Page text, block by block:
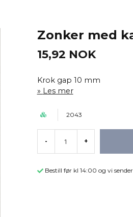
Zonker med
15,92 NOK
Krok gap 10 mm
Les mer
2043
- +
Bestill før kl 14:00 og vi